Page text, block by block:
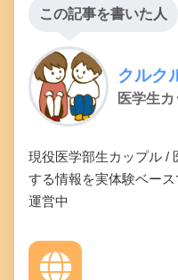
この記事を書いた人
クルク
医学生
現役医学部生カップル /
する情報を実体験ベー
運営中